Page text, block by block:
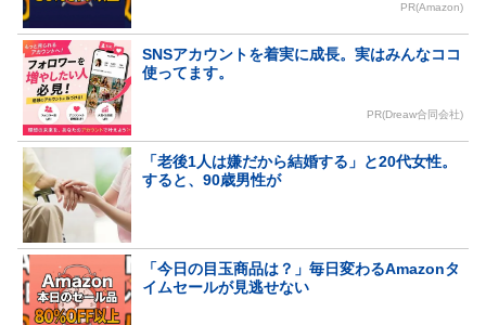
PR(Amazon)
SNSアカウントを着実に成長。実はみんなココ
使ってます。
PR(Dreaw合同会社)
「老後1人は嫌だから結婚する」と20代女性。
すると、90歳男性が
「今日の目玉商品は？」毎日変わるAmazonタ
イムセールが見逃せない